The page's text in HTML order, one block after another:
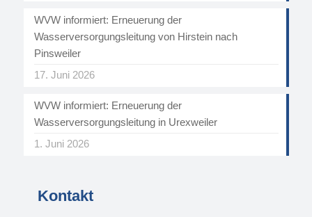
WVW informiert: Erneuerung der
Wasserversorgungsleitung von Hirstein nach
Pinsweiler
17. Juni 2026
WVW informiert: Erneuerung der
Wasserversorgungsleitung in Urexweiler
1. Juni 2026
Kontakt